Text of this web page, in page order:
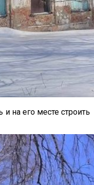
на его месте строить